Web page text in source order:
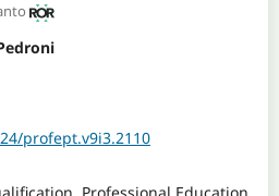
profept.v9i3.2110